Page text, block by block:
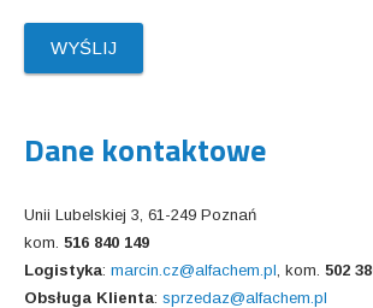
Dane kontaktowe
Unii Lubelskiej 3, 61-249 Poznań
kom. 516 840 149
Logistyka: marcin.cz@alfachem.pl, kom. 502
Obsługa Klienta: sprzedaz@alfachem.pl